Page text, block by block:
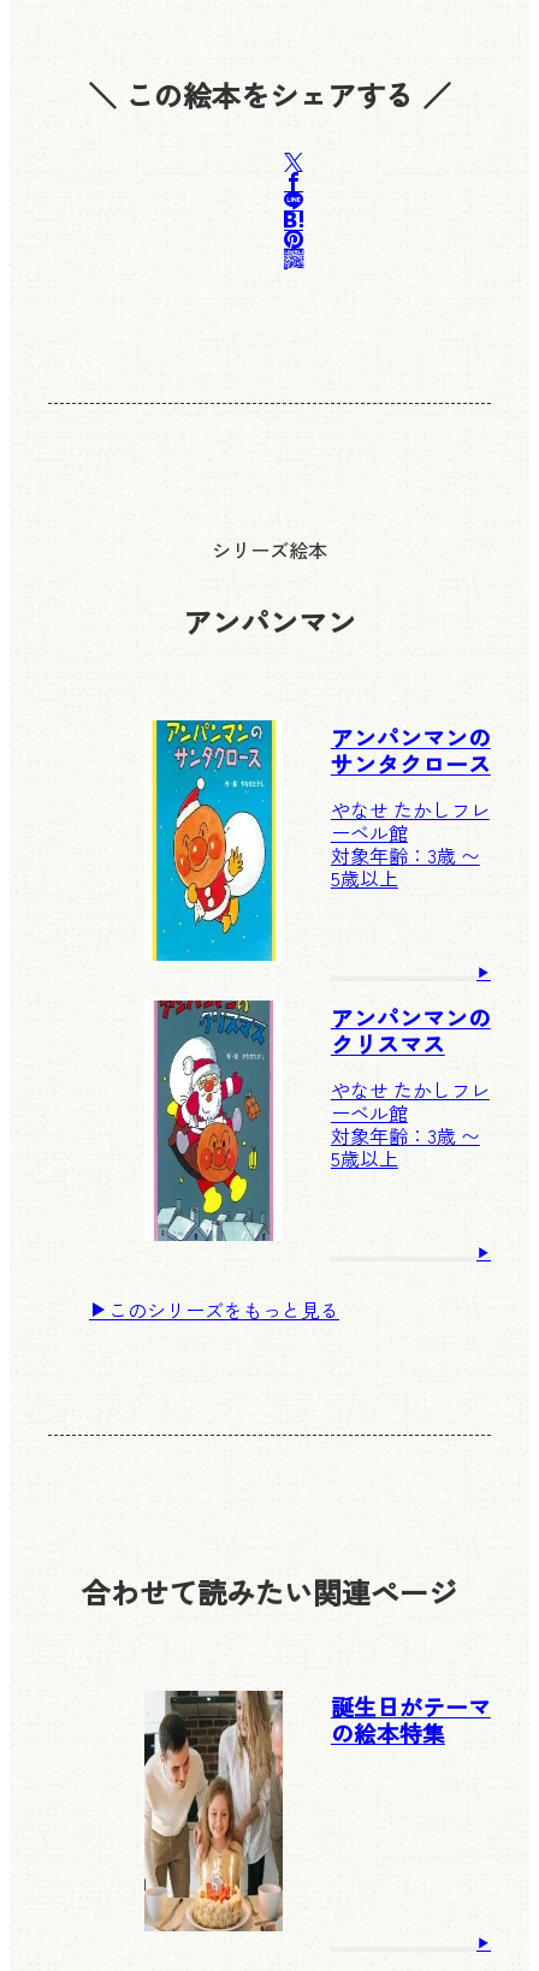
＼ この絵本をシェアする ／
シリーズ絵本
アンパンマン
アンパンマンの
サンタクロース
やなせ たかし フレ
ーベル館
対象年齢：3歳 〜
5歳以上
アンパンマンの
クリスマス
やなせ たかし フレ
ーベル館
対象年齢：3歳 〜
5歳以上
このシリーズをもっと見る
合わせて読みたい関連ページ
誕生日がテーマ
の絵本特集